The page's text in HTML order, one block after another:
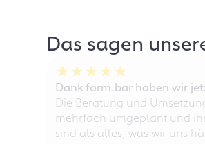
Das sagen
Dank form.bar haben wir
Die Beratung und
mehrfach umgeplant und
sind als alles, was wir uns